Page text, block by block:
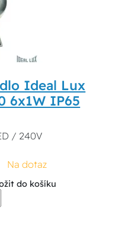
Ideal Lux
6x1W IP65
/ 240V
Na dotaz
do košíku